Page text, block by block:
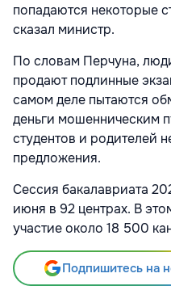
попадаются некоторые
сказал министр.
По словам Перчуна,
продают подлинные
самом деле пытаются
деньги мошенническим
студентов и родителей
предложения.
Сессия бакалавриата
июня в 92 центрах. В
участие около 18 500
Подпишитесь на